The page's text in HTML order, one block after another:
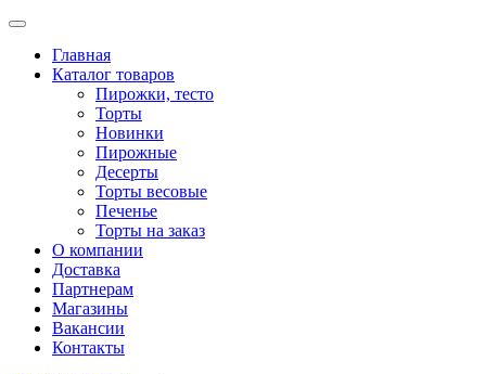
Главная
Каталог товаров
Пирожки, тесто
Торты
Новинки
Пирожные
Десерты
Торты весовые
Печенье
Торты на заказ
О компании
Доставка
Партнерам
Магазины
Вакансии
Контакты